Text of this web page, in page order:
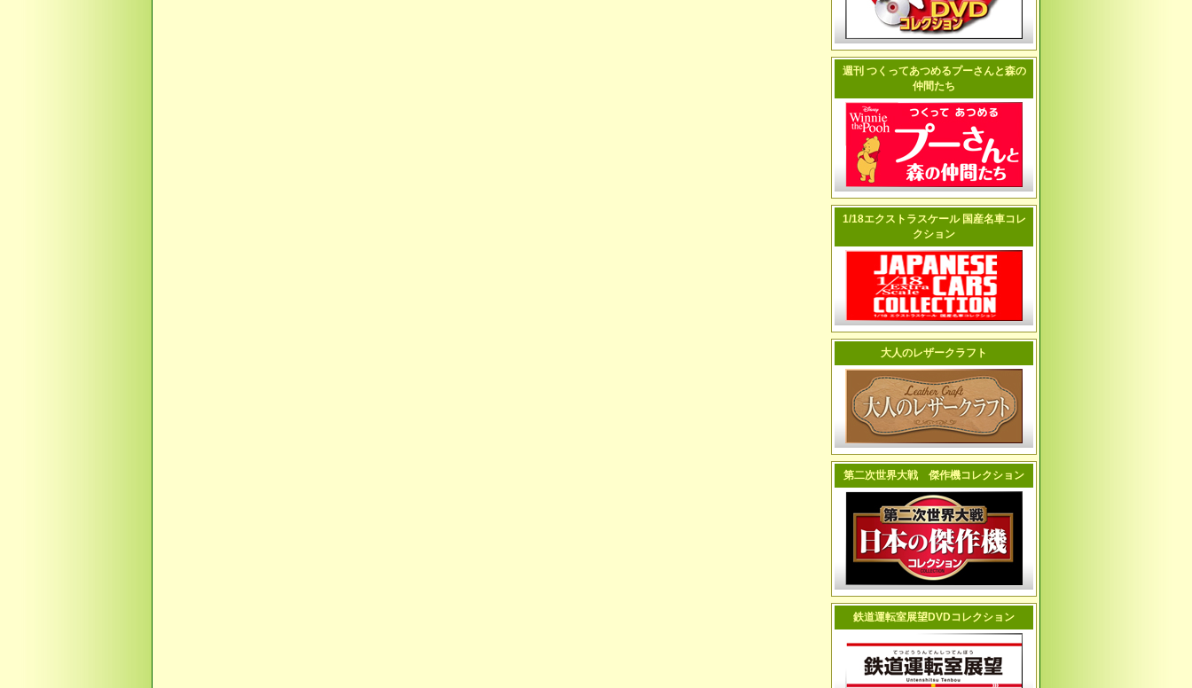
週刊 つくってあつめるプーさんと森の
仲間たち
1/18エクストラスケール 国産名車コレ
クション
大人のレザークラフト
第二次世界大戦 傑作機コレクション
鉄道運転室展望DVDコレクション